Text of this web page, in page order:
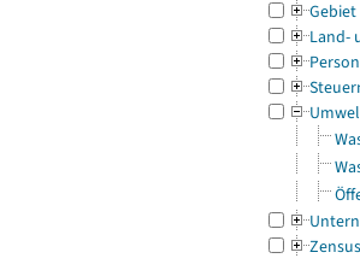
Gebiet
Land-
Zensus